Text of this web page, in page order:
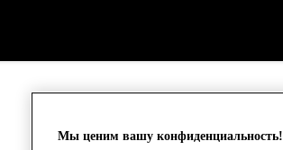
Мы ценим вашу конфиденциальность!